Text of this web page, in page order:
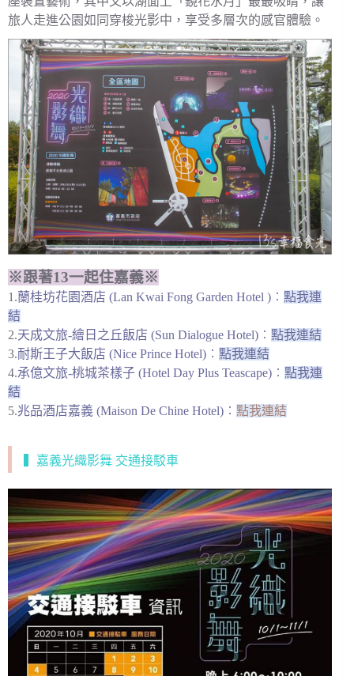
旅人走進公園如同穿梭光影中，享受多層次的感官體驗。
※跟著13一起住嘉義※
1.蘭桂坊花園酒店 (Lan Kwai Fong Garden Hotel ) ︰ 點我連
結
2.天成文旅-繪日之丘飯店 (Sun Dialogue Hotel) ︰ 點我連結
3.耐斯王子大飯店 (Nice Prince Hotel) ︰ 點我連結
4.承億文旅-桃城茶樣子 (Hotel Day Plus Teascape) ︰ 點我連
結
5.兆品酒店嘉義 (Maison De Chine Hotel) ︰ 點我連結
▍嘉義光織影舞 交通接駁車